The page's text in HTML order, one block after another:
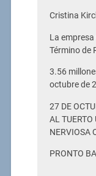
La
Término de
3.56
octubre de
27 DE
AL TUERTO
NERVIOSA
PRONTO